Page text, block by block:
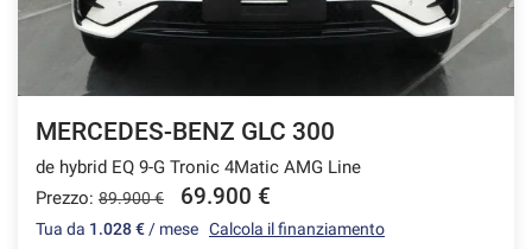
MERCEDES-BENZ GLC 300
de hybrid EQ 9-G Tronic 4Matic AMG Line
Prezzo: 89.900 € 69.900 €
Tua da 1.028 € / mese Calcola il finanziamento